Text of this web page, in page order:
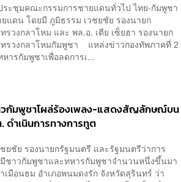
ะชุมคณะกรรมการชายแดนทั่วไป ไทย-กัมพูชา
แดน โดยมี ภูมิธรรม เวชยชัย รองนายก
วงกลาโหม และ พล.อ. เตีย เซ็ยฮา รองนายก
รวงกลาโหมกัมพูชา แหล่งข่าวกองทัพภาคที่ 2
ารกัมพูชาเพื่อลดการเ...
วกัมพูชาโผล่ร้องเพลง-แสดงสัญลักษณ์บน
ดำเนินการทางการทูต
ยชัย รองนายกรัฐมนตรี และรัฐมนตรีว่าการ
ชาวกัมพูชาและทหารกัมพูชาจำนวนหนึ่งขึ้นมา
เมือนธม อำเภอพนมดงรัก จังหวัดสุรินทร์ ว่า